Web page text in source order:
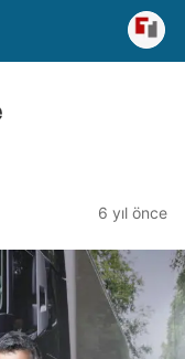
6 yıl önce